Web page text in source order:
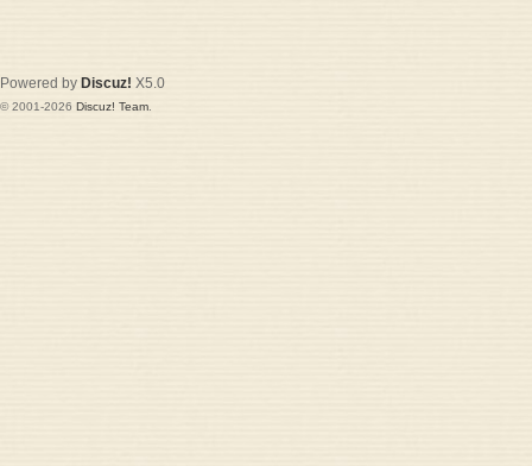
Powered by Discuz! X5.0
© 2001-2026 Discuz! Team